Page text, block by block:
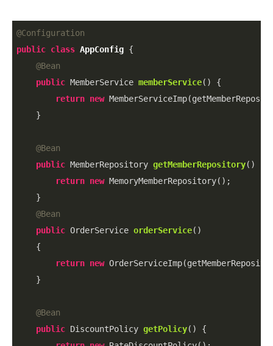
@Configuration
public class AppConfig {
@Bean
public MemberService memberService()
{
return new
    }
@Bean
public MemberRepository getMemberRepository()
return new MemoryMemberRepository();
    }
@Bean
public OrderService orderService()
{
return new
    }
@Bean
public DiscountPolicy getPolicy()
{